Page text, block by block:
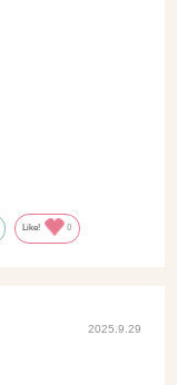
Like! 0
2025.9.29